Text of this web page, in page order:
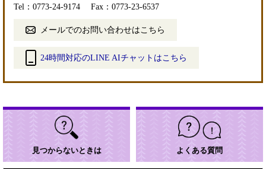
Tel：0773-24-9174
Fax：0773-23-6537
メールでのお問い合わせはこちら
24時間対応のLINE AIチャットはこちら
リ
見つからないときは よくある質問